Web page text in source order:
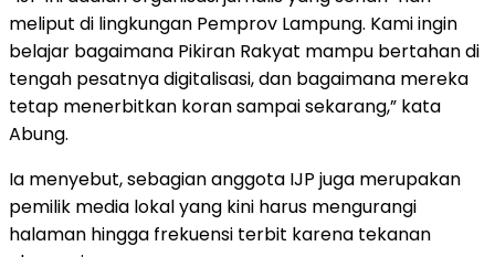
meliput di lingkungan Pemprov Lampung. Kami ingin
belajar bagaimana Pikiran Rakyat mampu bertahan di
tengah pesatnya digitalisasi, dan bagaimana mereka
tetap menerbitkan koran sampai sekarang,” kata
Abung.
Ia menyebut, sebagian anggota IJP juga merupakan
pemilik media lokal yang kini harus mengurangi
halaman hingga frekuensi terbit karena tekanan